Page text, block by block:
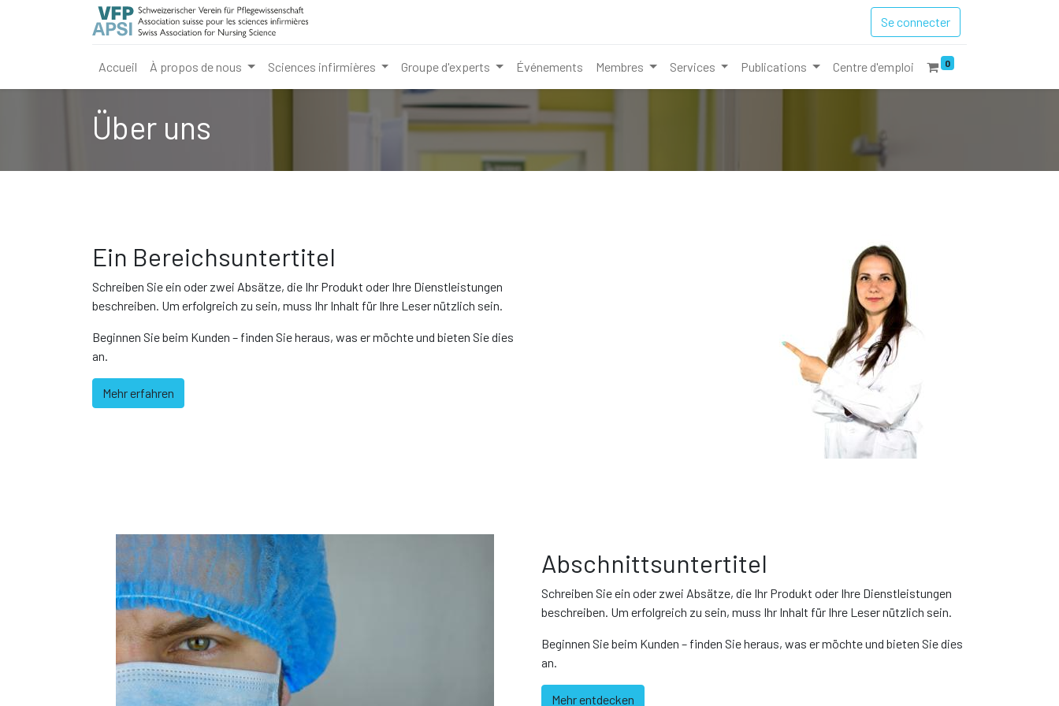
Se connecter
Accueil À propos de nous Sciences infirmières Groupe d'experts Événements Membres Services Publications Centre d'emploi 0
Über uns
Ein Bereichsuntertitel
Schreiben Sie ein oder zwei Absätze, die Ihr Produkt oder Ihre Dienstleistungen
beschreiben. Um erfolgreich zu sein, muss Ihr Inhalt für Ihre Leser nützlich sein.
Beginnen Sie beim Kunden – finden Sie heraus, was er möchte und bieten Sie dies
an.
Mehr erfahren
Abschnittsuntertitel
Schreiben Sie ein oder zwei Absätze, die Ihr Produkt oder Ihre Dienstleistungen
beschreiben. Um erfolgreich zu sein, muss Ihr Inhalt für Ihre Leser nützlich sein.
Beginnen Sie beim Kunden – finden Sie heraus, was er möchte und bieten Sie dies
an.
Mehr entdecken